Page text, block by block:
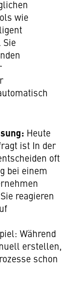
wie
Sie
Heute
ist In der
oft
bei einem
reagieren
Während
erstellen,
schon